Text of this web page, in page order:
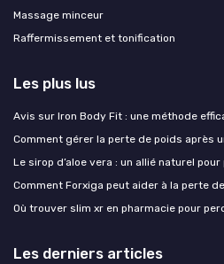
Massage minceur
Raffermissement et tonification
Les plus lus
Avis sur Iron Body Fit : une méthode
Comment gérer la perte de poids après
Le sirop d’aloe vera : un allié naturel
Comment Forxiga peut aider à la perte
Où trouver slim xr en pharmacie pour
Les derniers articles